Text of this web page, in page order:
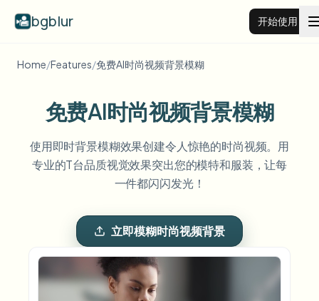
bgblur 开始使用
示例
浏览完整示例库
模糊人脸
View all features
Browse every blur tool in one place
企业
Home/Features/免费AI时尚视频背景模糊
免费AI时尚视频背景模糊
使用即时背景模糊效果创建令人惊艳的时尚视频。用
专业的T台品质视觉效果突出您的模特和服装，让每
一件都闪闪发光！
立即模糊时尚视频背景